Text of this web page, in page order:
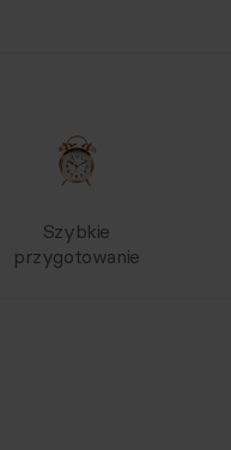
Szybkie
przygotowanie